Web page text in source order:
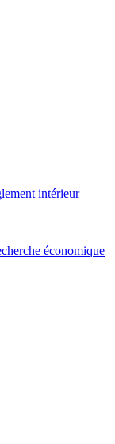
intérieur
économique